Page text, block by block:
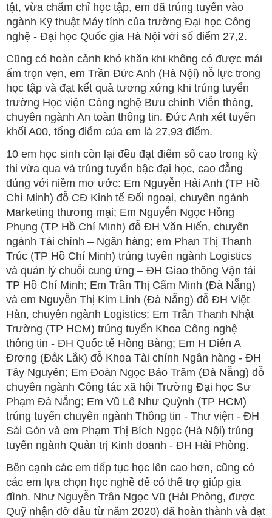
tật, vừa chăm chỉ học tập, em đã trúng tuyển vào
ngành Kỹ thuật Máy tính của trường Đại học Công
nghệ - Đại học Quốc gia Hà Nội với số điểm 27,2.
Cũng có hoàn cảnh khó khăn khi không có được mái
ấm trọn vẹn, em Trần Đức Anh (Hà Nội) nỗ lực trong
học tập và đạt kết quả tương xứng khi trúng tuyển
trường Học viện Công nghệ Bưu chính Viễn thông,
chuyên ngành An toàn thông tin. Đức Anh xét tuyển
khối A00, tổng điểm của em là 27,93 điểm.
10 em học sinh còn lại đều đạt điểm số cao trong kỳ
thi vừa qua và trúng tuyển bậc đại học, cao đẳng
đúng với niềm mơ ước: Em Nguyễn Hải Anh (TP Hồ
Chí Minh) đỗ CĐ Kinh tế Đối ngoại, chuyên ngành
Marketing thương mại; Em Nguyễn Ngọc Hồng
Phụng (TP Hồ Chí Minh) đỗ ĐH Văn Hiến, chuyên
ngành Tài chính – Ngân hàng; em Phan Thị Thanh
Trúc (TP Hồ Chí Minh) trúng tuyển ngành Logistics
và quản lý chuỗi cung ứng – ĐH Giao thông Vận tải
TP Hồ Chí Minh; Em Trần Thị Cẩm Minh (Đà Nẵng)
và em Nguyễn Thị Kim Linh (Đà Nẵng) đỗ ĐH Việt
Hàn, chuyên ngành Logistics; Em Trần Thanh Nhật
Trường (TP HCM) trúng tuyển Khoa Công nghệ
thông tin - ĐH Quốc tế Hồng Bàng; Em H Diên A
Đrơng (Đắk Lắk) đỗ Khoa Tài chính Ngân hàng - ĐH
Tây Nguyên; Em Đoàn Ngọc Bảo Trâm (Đà Nẵng) đỗ
chuyên ngành Công tác xã hội Trường Đại học Sư
Phạm Đà Nẵng; Em Vũ Lê Như Quỳnh (TP HCM)
trúng tuyển chuyên ngành Thông tin - Thư viện - ĐH
Sài Gòn và em Phạm Thị Bích Ngọc (Hà Nội) trúng
tuyển ngành Quản trị Kinh doanh - ĐH Hải Phòng.
Bên cạnh các em tiếp tục học lên cao hơn, cũng có
các em lựa chọn học nghề để có thể trợ giúp gia
đình. Như Nguyễn Trân Ngọc Vũ (Hải Phòng, được
Quỹ nhận đỡ đầu từ năm 2020) đã hoàn thành và đạt